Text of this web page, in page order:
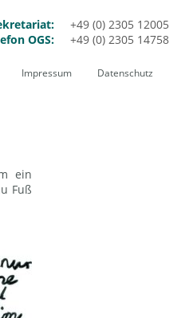
+49 (0) 2305 12005
OGS:
+49 (0) 2305 14758
Impressum Datenschutz
ein
Fuß